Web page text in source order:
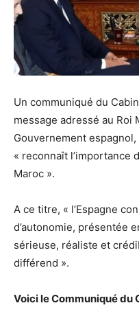
Un communiqué du
message adressé au Roi
Gouvernement
« reconnaît l’importance
Maroc ».
A ce titre, « l’Espagne
d’autonomie, présentée
sérieuse, réaliste et
différend ».
Voici le Communiqué du